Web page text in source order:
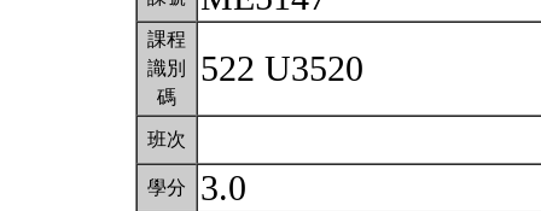
課程
識別
碼
522 U3520
班次
學分 3.0